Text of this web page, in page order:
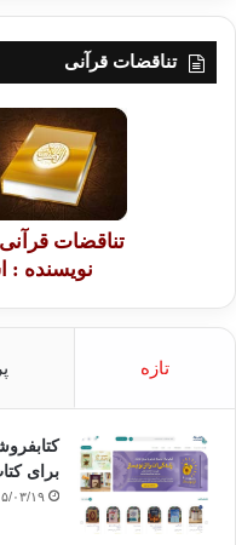
تناقضات قرآنی
تناقضات
نویسنده :
تازه
برای
۰۵/۰۳/